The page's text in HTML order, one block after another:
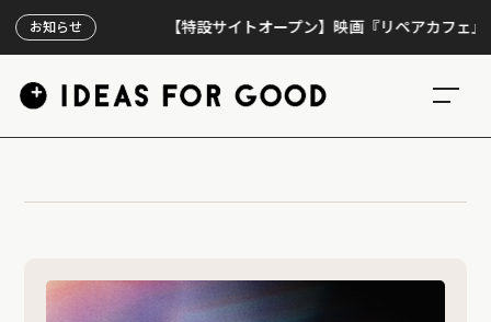
お知らせ 【特設サイトオープン】映画『リペアカフェ』、上